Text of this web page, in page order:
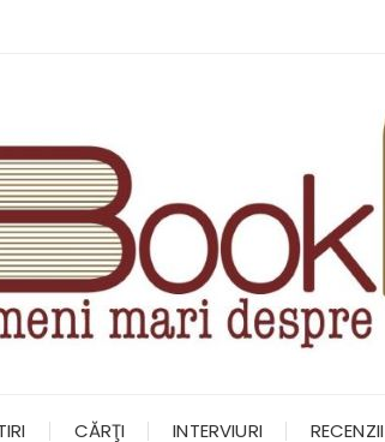
CĂRŢI INTERVIURI RECENZII